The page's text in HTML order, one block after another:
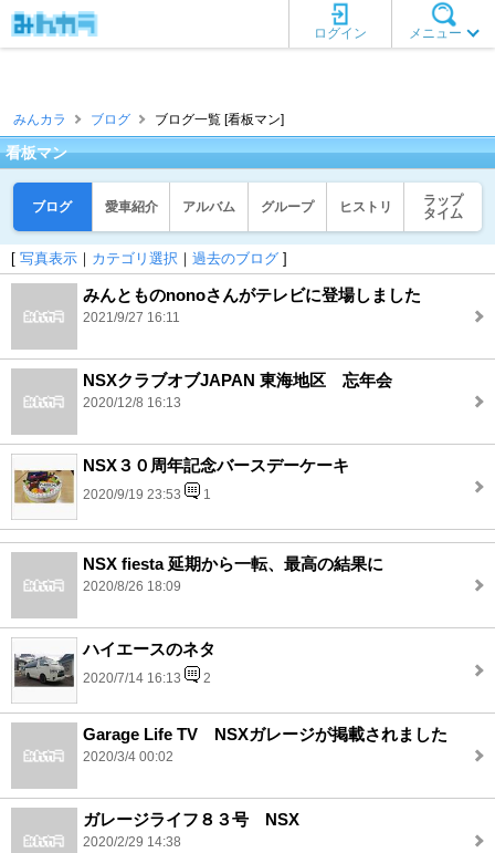
メニュー
ログイン
みんカラ ブログ ブログ一覧 [看板マン]
看板マン
ブログ 愛車紹介 アルバム グループ ヒストリ
ラップ
タイム
[ 写真表示 ｜ カテゴリ選択 ｜ 過去のブログ ]
みんとものnonoさんがテレビに登場しました
2021/9/27 16:11
NSXクラブオブJAPAN 東海地区 忘年会
2020/12/8 16:13
NSX３０周年記念バースデーケーキ
2020/9/19 23:53 1
NSX fiesta 延期から一転、最高の結果に
2020/8/26 18:09
ハイエースのネタ
2020/7/14 16:13 2
Garage Life TV NSXガレージが掲載されました
2020/3/4 00:02
ガレージライフ８３号 NSX
2020/2/29 14:38